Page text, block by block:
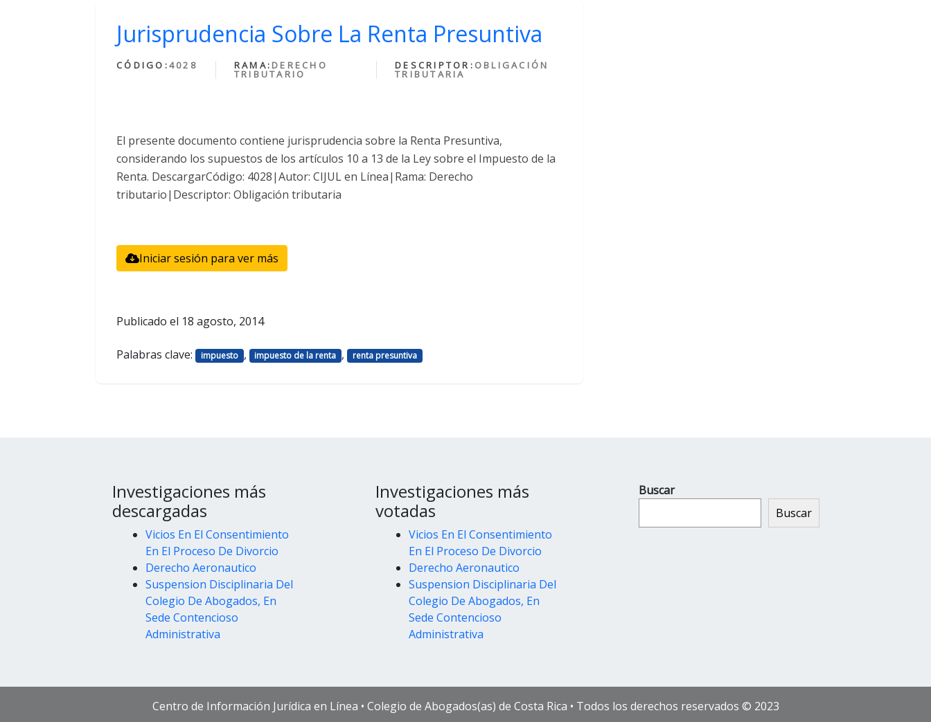
Jurisprudencia Sobre La Renta Presuntiva
CÓDIGO:4028 RAMA: DERECHO
TRIBUTARIO
DESCRIPTOR: OBLIGACIÓN
TRIBUTARIA
El presente documento contiene jurisprudencia sobre la Renta Presuntiva,
considerando los supuestos de los artículos 10 a 13 de la Ley sobre el Impuesto de la
Renta. DescargarCódigo: 4028|Autor: CIJUL en Línea|Rama: Derecho
tributario|Descriptor: Obligación tributaria
Iniciar sesión para ver más
Publicado el 18 agosto, 2014
Palabras clave: impuesto , impuesto de la renta , renta presuntiva
Investigaciones más
descargadas
Vicios En El Consentimiento
En El Proceso De Divorcio
Derecho Aeronautico
Suspension Disciplinaria Del
Colegio De Abogados, En
Sede Contencioso
Administrativa
Investigaciones más
votadas
Vicios En El Consentimiento
En El Proceso De Divorcio
Derecho Aeronautico
Suspension Disciplinaria Del
Colegio De Abogados, En
Sede Contencioso
Administrativa
Buscar
Buscar
Centro de Información Jurídica en Línea • Colegio de Abogados(as) de Costa Rica • Todos los derechos reservados © 2023